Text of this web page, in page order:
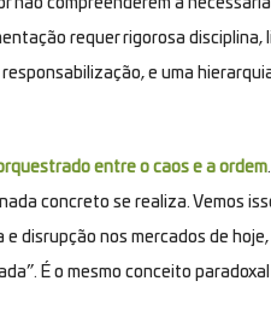
requer rigorosa disciplina,
e uma
entre o caos e a ordem
concreto se realiza. Vemos
disrupção nos mercados de
É o mesmo conceito